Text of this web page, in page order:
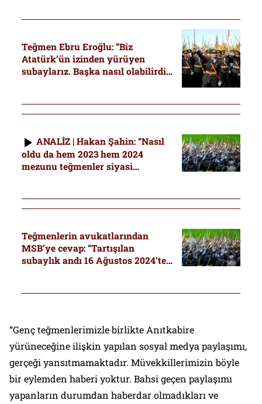
Teğmen Ebru Eroğlu: “Biz
Atatürk’ün izinden yürüyen
subaylarız. Başka nasıl olabilirdik
ANALİZ | Hakan Şahin: “Nasıl
oldu da hem 2023 hem 2024
mezunu teğmenler siyasi
Teğmenlerin avukatlarından
MSB’ye cevap: “Tartışılan
subaylık andı 16 Ağustos 2024’te
“Genç teğmenlerimizle birlikte Anıtkabire
yürüneceğine ilişkin yapılan sosyal medya paylaşımı,
gerçeği yansıtmamaktadır. Müvekkillerimizin böyle
bir eylemden haberi yoktur. Bahsi geçen paylaşımı
yapanların durumdan haberdar olmadıkları ve